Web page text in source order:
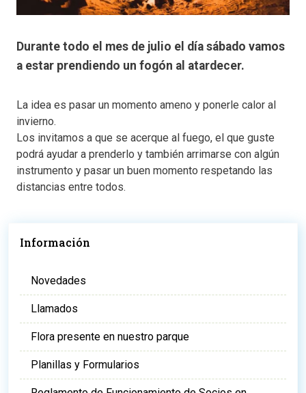
Durante todo el mes de julio el día sábado vamos
a estar prendiendo un fogón al atardecer.
La idea es pasar un momento ameno y ponerle calor al
invierno.
Los invitamos a que se acerque al fuego, el que guste
podrá ayudar a prenderlo y también arrimarse con algún
instrumento y pasar un buen momento respetando las
distancias entre todos.
Información
Novedades
Llamados
Flora presente en nuestro parque
Planillas y Formularios